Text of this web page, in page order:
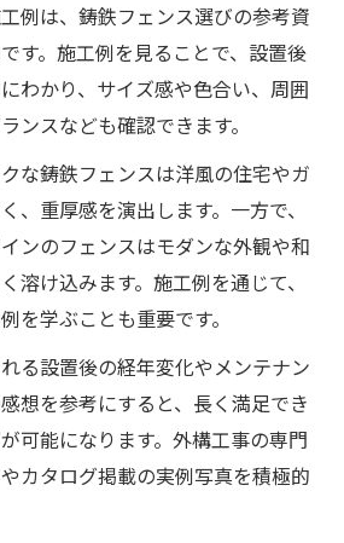
例は、鋳鉄フェンス選びの参考資
す。施工例を見ることで、設置後
わかり、サイズ感や色合い、周囲
ンスなども確認できます。
な鋳鉄フェンスは洋風の住宅やガ
、重厚感を演出します。一方で、
ンのフェンスはモダンな外観や和
溶け込みます。施工例を通じて、
を学ぶことも重要です。
る設置後の経年変化やメンテナン
想を参考にすると、長く満足でき
可能になります。外構工事の専門
カタログ掲載の実例写真を積極的